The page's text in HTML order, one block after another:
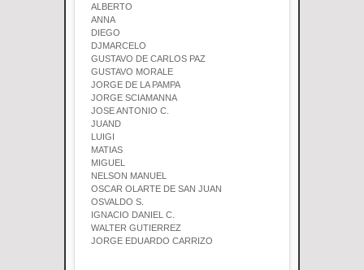
ALBERTO
ANNA
DIEGO
DJMARCELO
GUSTAVO DE CARLOS PAZ
GUSTAVO MORALE
JORGE DE LA PAMPA
JORGE SCIAMANNA
JOSE ANTONIO C.
JUAND
LUIGI
MATIAS
MIGUEL
NELSON MANUEL
OSCAR OLARTE DE SAN JUAN
OSVALDO S.
IGNACIO DANIEL C.
WALTER GUTIERREZ
JORGE EDUARDO CARRIZO